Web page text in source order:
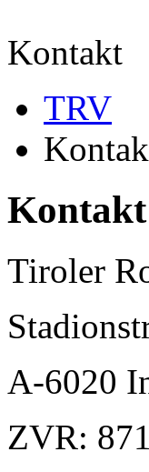
Kontakt
TRV
Kontakt
Tiroler
A-6020
ZVR: